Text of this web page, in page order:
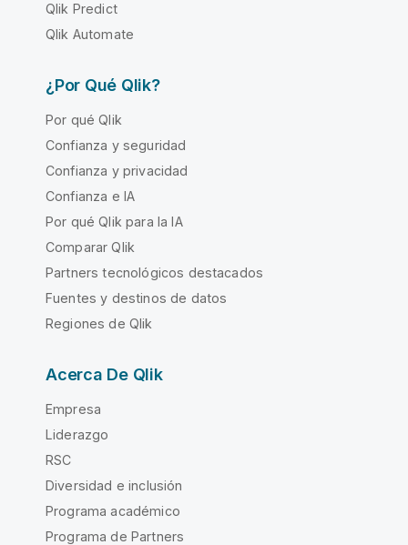
Qlik Predict
Qlik Automate
¿Por Qué Qlik?
Por qué Qlik
Confianza y seguridad
Confianza y privacidad
Confianza e IA
Por qué Qlik para la IA
Comparar Qlik
Partners tecnológicos destacados
Fuentes y destinos de datos
Regiones de Qlik
Acerca De Qlik
Empresa
Liderazgo
RSC
Diversidad e inclusión
Programa académico
Programa de Partners